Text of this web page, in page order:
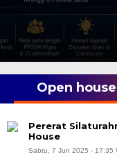
Open house
Pererat
House
Sabtu, 7 Jun 2025 - 17:35